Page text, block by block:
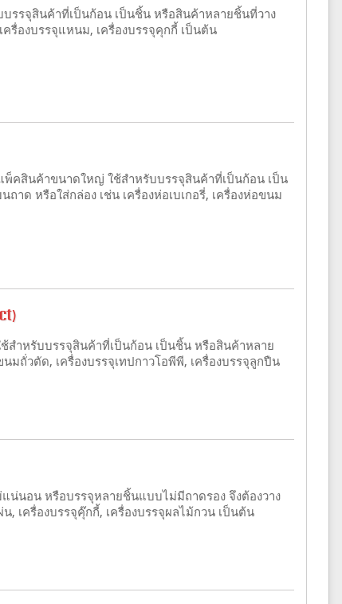
รรจุสินค้าที่เป็นก้อน เป็นชิ้น หรือสินค้าหลายชิ้นที่วาง
รื่องบรรจุแหนม, เครื่องบรรจุคุกกี้ เป็นต้น
พ็คสินค้าขนาดใหญ่ ใช้สำหรับบรรจุสินค้าที่เป็นก้อน เป็น
าด หรือใส่กล่อง เช่น เครื่องห่อเบเกอรี่, เครื่องห่อขนม
ำหรับบรรจุสินค้าที่เป็นก้อน เป็นชิ้น หรือสินค้าหลาย
มถั่วตัด, เครื่องบรรจุเทปกาวโอพีพี, เครื่องบรรจุลูกปืน
น่นอน หรือบรรจุหลายชิ้นแบบไม่มีถาดรอง จึงต้องวาง
, เครื่องบรรจุคุ๊กกี้, เครื่องบรรจุผลไม้กวน เป็นต้น